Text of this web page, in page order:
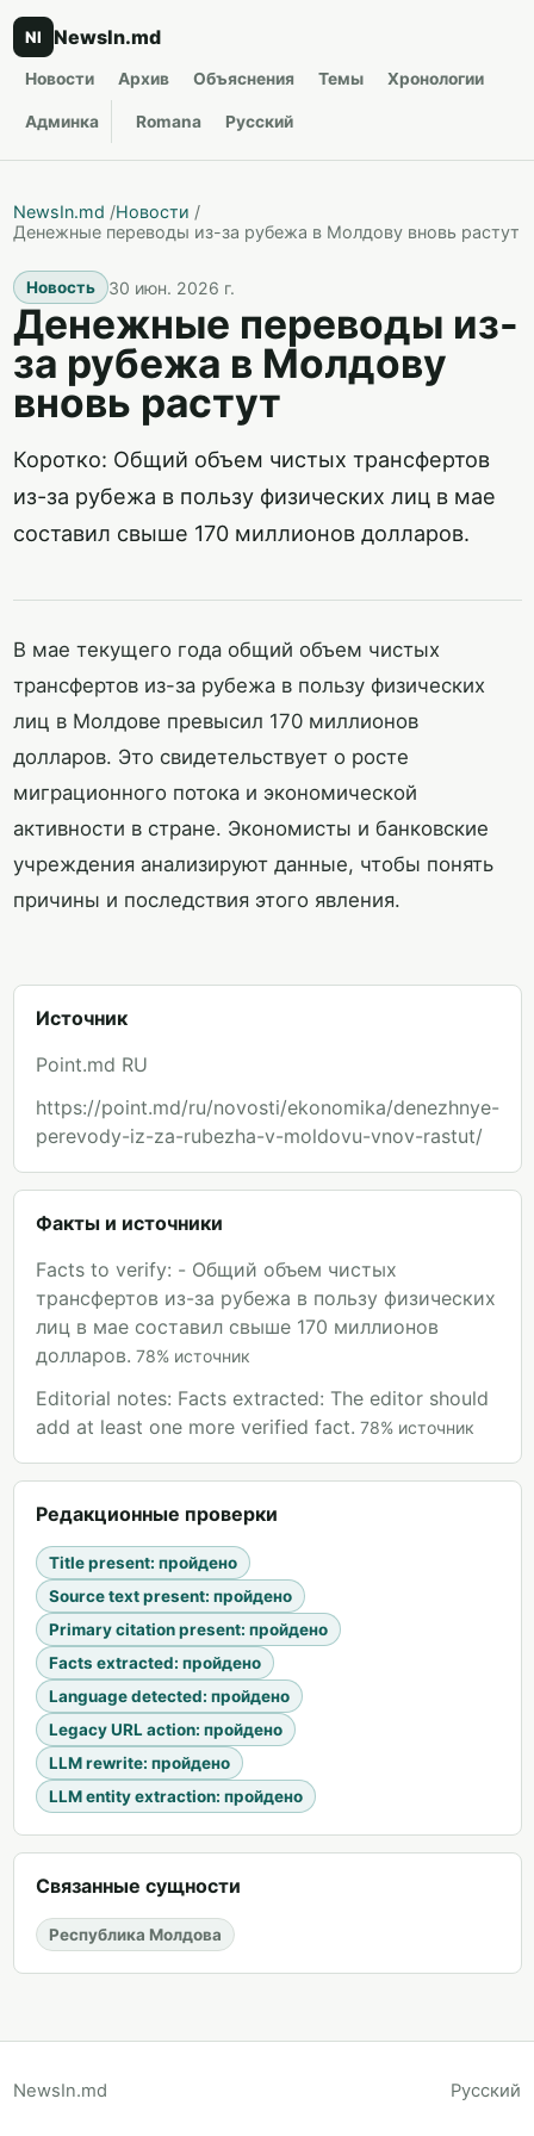
NI NewsIn.md
Новости Архив Объяснения Темы Хронологии
Админка Romana Русский
NewsIn.md /Новости /
Денежные переводы из-за рубежа в Молдову вновь растут
Новость 30 июн. 2026 г.
Денежные переводы из-
за рубежа в Молдову
вновь растут
Коротко: Общий объем чистых трансфертов
из-за рубежа в пользу физических лиц в мае
составил свыше 170 миллионов долларов.
В мае текущего года общий объем чистых
трансфертов из-за рубежа в пользу физических
лиц в Молдове превысил 170 миллионов
долларов. Это свидетельствует о росте
миграционного потока и экономической
активности в стране. Экономисты и банковские
учреждения анализируют данные, чтобы понять
причины и последствия этого явления.
Источник
Point.md RU
https://point.md/ru/novosti/ekonomika/denezhnye-
perevody-iz-za-rubezha-v-moldovu-vnov-rastut/
Факты и источники
Facts to verify: - Общий объем чистых
трансфертов из-за рубежа в пользу физических
лиц в мае составил свыше 170 миллионов
долларов. 78% источник
Editorial notes: Facts extracted: The editor should
add at least one more verified fact. 78% источник
Редакционные проверки
Title present: пройдено
Source text present: пройдено
Primary citation present: пройдено
Facts extracted: пройдено
Language detected: пройдено
Legacy URL action: пройдено
LLM rewrite: пройдено
LLM entity extraction: пройдено
Связанные сущности
Республика Молдова
NewsIn.md Русский